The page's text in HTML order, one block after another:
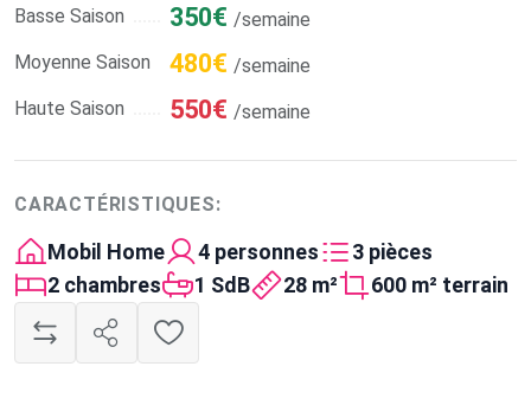
Basse Saison 350€ /semaine
Moyenne Saison
480€ /semaine
Haute Saison
550€ /semaine
CARACTÉRISTIQUES:
Mobil Home 4 personnes
3 pièces
2 chambres
1 SdB 28 m² 600 m² terrain